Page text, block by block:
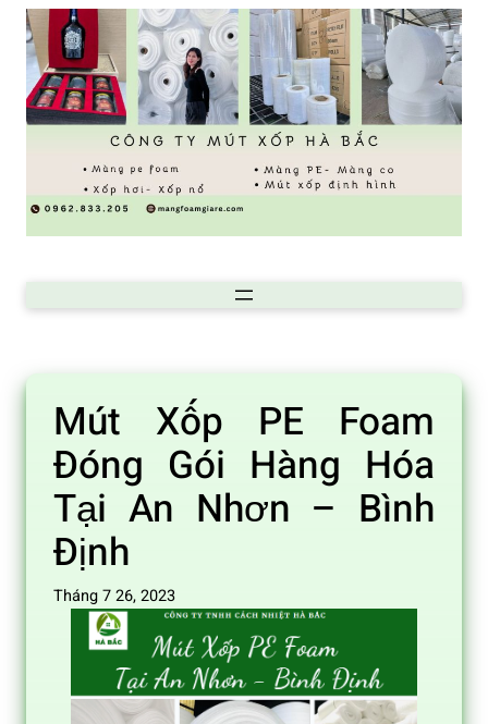
Chuyển
đến
phần
nội
dung
Mút Xốp PE Foam
Đóng Gói Hàng Hóa
Tại An Nhơn – Bình
Định
Tháng 7 26, 2023